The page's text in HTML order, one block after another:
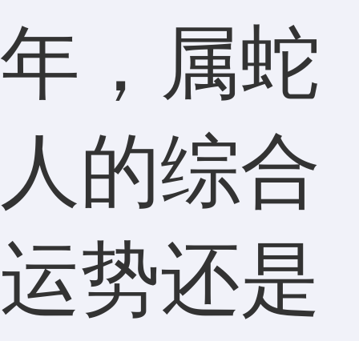
年，属蛇
人的综合
运势还是